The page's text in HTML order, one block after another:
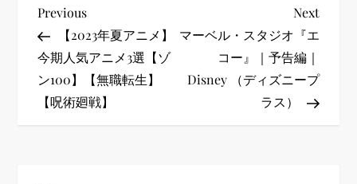
投
稿
ナ
Previous
Post
Previous
【2023年夏アニメ】
今期人気アニメ3選【ゾ
ン100】【無職転生】
【呪術廻戦】
Next
Next
マーベル・スタジオ『エ
コー』｜予告編｜
Disney （ディズニープ
ラス）